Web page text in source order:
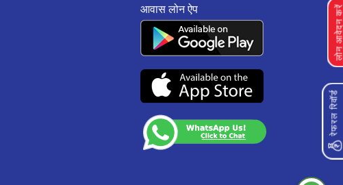
लोन
रेफरल रिवॉर्ड
आवास लोन ऐप